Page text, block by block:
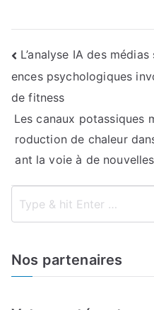
Navigation
de
l’article
L’analyse IA des
ences psychologiques
de fitness
Les canaux potassiques
roduction de chaleur
ant la voie à de
Nos partenaires